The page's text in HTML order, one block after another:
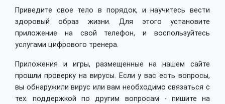
Приведите свое тело в порядок, и научитесь вести
здоровый образ жизни. Для этого установите
приложение на свой телефон, и воспользуйтесь
услугами цифрового тренера.
Приложения и игры, размещенные на нашем сайте
прошли проверку на вирусы. Если у вас есть вопросы,
вы обнаружили вирус или вам необходимо связаться с
тех. поддержкой по другим вопросам - пишите на